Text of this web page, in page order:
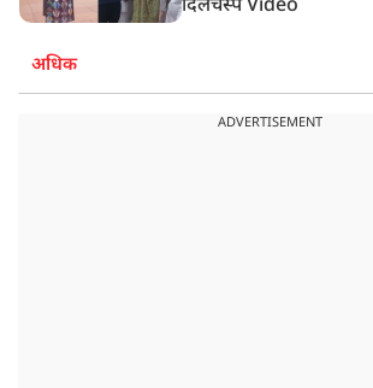
दिलचस्प Video
अधिक
ADVERTISEMENT